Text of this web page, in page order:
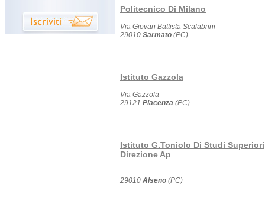
Politecnico Di Milano
Via Giovan Battista Scalabrini
29010 Sarmato (PC)
Istituto Gazzola
Via Gazzola
29121 Piacenza (PC)
Istituto G.Toniolo Di Studi Superiori
Direzione Ap
29010 Alseno (PC)